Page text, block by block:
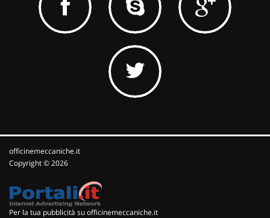
officinemeccaniche.it
Copyright © 2026
Per la tua pubblicità su officinemeccaniche.it